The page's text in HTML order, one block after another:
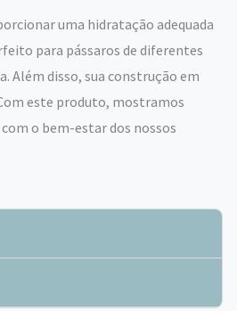
uma hidratação adequada
para pássaros de diferentes
Além disso, sua construção em
este produto, mostramos
o bem-estar dos nossos